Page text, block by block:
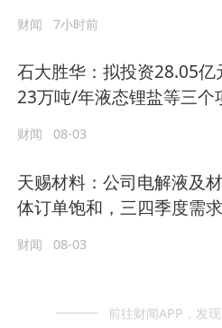
财闻 7小时前
石大胜华：拟投资28.05亿
23万吨/年液态锂盐等三个
财闻 08-03
天赐材料：公司电解液及
体订单饱和，三四季度需
财闻 08-03
前往财闻APP，发